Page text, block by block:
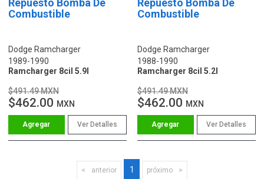
Repuesto Bomba De
Combustible
Dodge Ramcharger
1989-1990
Ramcharger 8cil 5.9l
$491.49 MXN
$462.00 MXN
Ver Detalles
Repuesto Bomba De
Combustible
Dodge Ramcharger
1988-1990
Ramcharger 8cil 5.2l
$491.49 MXN
$462.00 MXN
Ver Detalles
anterior 1 próximo